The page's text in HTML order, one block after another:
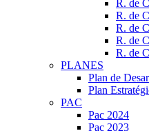
R. de
R. de
R. de
R. de
R. de
PLANES
Plan de
Plan
PAC
Pac 2024
Pac 2023